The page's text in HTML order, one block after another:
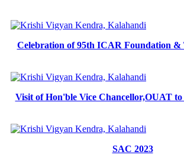
Celebration of 95th ICAR Foundation &
Visit of Hon'ble Vice Chancellor,OUAT
SAC 2023